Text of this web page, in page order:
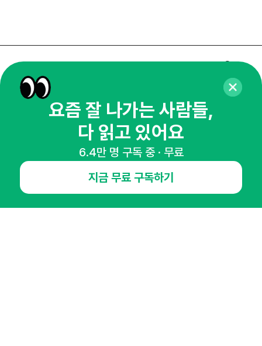
매주 화요일 아침,
마케팅 감각을 깨워 드릴게요!
65,043명의 마케터를 성장시키는 뉴스레터
NHN AD
요즘 잘 나가는 사람들,
다 읽고 있어요
6.4만 명 구독 중 · 무료
지금 무료 구독하기